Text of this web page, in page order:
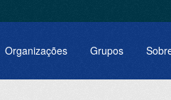
Organizações Grupos